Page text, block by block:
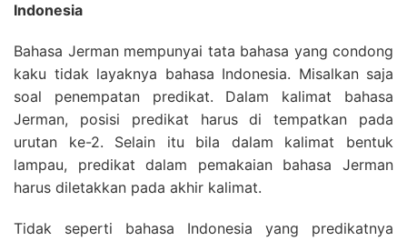
Indonesia
Bahasa Jerman mempunyai tata bahasa yang condong
kaku tidak layaknya bahasa Indonesia. Misalkan saja
soal penempatan predikat. Dalam kalimat bahasa
Jerman, posisi predikat harus di tempatkan pada
urutan ke-2. Selain itu bila dalam kalimat bentuk
lampau, predikat dalam pemakaian bahasa Jerman
harus diletakkan pada akhir kalimat.
Tidak seperti bahasa Indonesia yang predikatnya